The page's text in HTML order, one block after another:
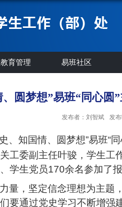
育管理 易班社区
圆梦想”易班“同心圆
发布者：刘智斌 发
、知国情、圆梦想”易班“
工委副主任叶骏 ， 学生工
学生党员170余名参加了
量，坚定信念理想为主题，
要通过党史学习不断增